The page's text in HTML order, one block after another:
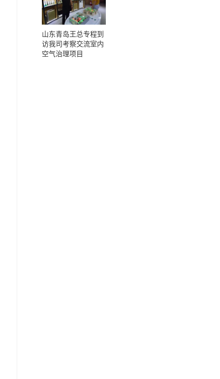
山东青岛王总专程到
访我司考察交流室内
空气治理项目